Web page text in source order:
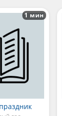
1 мин